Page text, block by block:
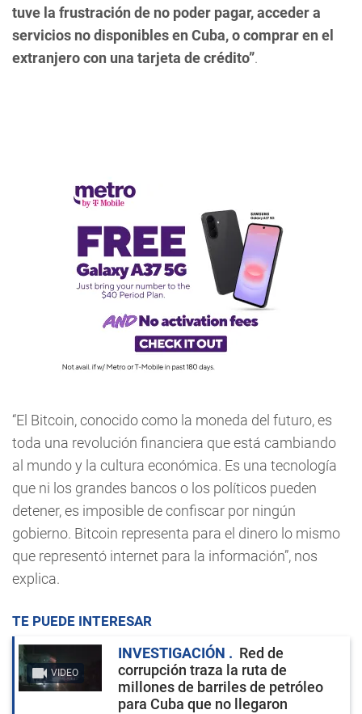
tuve la frustración de no poder pagar, acceder a
servicios no disponibles en Cuba, o comprar en el
extranjero con una tarjeta de crédito”.
“El Bitcoin, conocido como la moneda del futuro, es
toda una revolución financiera que está cambiando
al mundo y la cultura económica. Es una tecnología
que ni los grandes bancos o los políticos pueden
detener, es imposible de confiscar por ningún
gobierno. Bitcoin representa para el dinero lo mismo
que representó internet para la información”, nos
explica.
TE PUEDE INTERESAR
VIDEO
INVESTIGACIÓN
Red de
corrupción traza la ruta de
millones de barriles de petróleo
para Cuba que no llegaron